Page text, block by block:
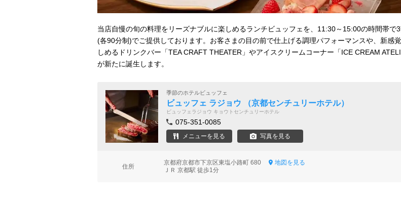
当店自慢の旬の料理をリーズナブルに楽しめるランチビュッフェを、11:30～15:00の時間帯で3
(各90分制)でご提供しております。お客さまの目の前で仕上げる調理パフォーマンスや、新感
しめるドリンクバー「TEA CRAFT THEATER」やアイスクリームコーナー「ICE CREAM
が新たに誕生します。
季節のホテルビュッフェ
ビュッフェ ラジョウ （京都センチュリーホテル）
ビュッフェラジョウ キョウトセンチュリーホテル
075-351-0085
メニューを見る 写真を見る
住所
京都府京都市下京区東塩小路町 680
地図を見る
ＪＲ 京都駅 徒歩1分